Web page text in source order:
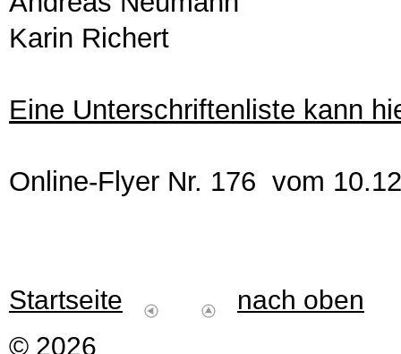
Karin Richert
Eine Unterschriftenliste kann
Online-Flyer Nr. 176 vom
Startseite
nach oben
© 2026